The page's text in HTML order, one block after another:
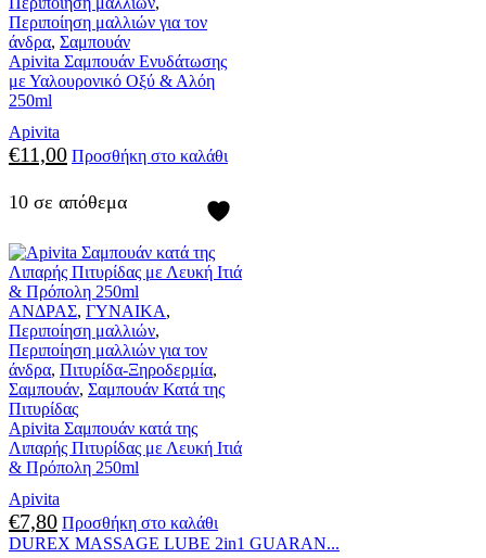
Περιποίηση μαλλιών για τον
άνδρα, Σαμπουάν
Apivita Σαμπουάν Ενυδάτωσης
με Υαλουρονικό Οξύ & Αλόη
250ml
Apivita
€11,00 Προσθήκη στο καλάθι
10 σε απόθεμα
ΑΝΔΡΑΣ, ΓΥΝΑΙΚΑ,
Περιποίηση μαλλιών,
Περιποίηση μαλλιών για τον
άνδρα, Πιτυρίδα-Ξηροδερμία,
Σαμπουάν, Σαμπουάν Κατά της
Πιτυρίδας
Apivita Σαμπουάν κατά της
Λιπαρής Πιτυρίδας με Λευκή Ιτιά
& Πρόπολη 250ml
Apivita
€7,80 Προσθήκη στο καλάθι
DUREX MASSAGE LUBE 2in1 GUARAN...